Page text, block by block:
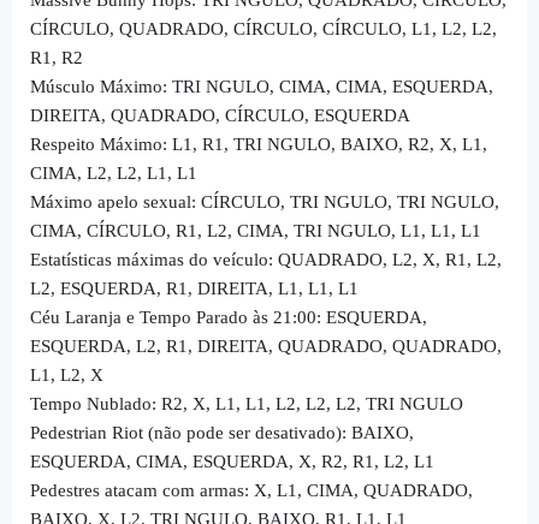
CÍRCULO, QUADRADO, CÍRCULO, CÍRCULO, L1, L2, L2,
R1, R2
Músculo Máximo: TRI NGULO, CIMA, CIMA, ESQUERDA,
DIREITA, QUADRADO, CÍRCULO, ESQUERDA
Respeito Máximo: L1, R1, TRI NGULO, BAIXO, R2, X, L1,
CIMA, L2, L2, L1, L1
Máximo apelo sexual: CÍRCULO, TRI NGULO, TRI NGULO,
CIMA, CÍRCULO, R1, L2, CIMA, TRI NGULO, L1, L1, L1
Estatísticas máximas do veículo: QUADRADO, L2, X, R1, L2,
L2, ESQUERDA, R1, DIREITA, L1, L1, L1
Céu Laranja e Tempo Parado às 21:00: ESQUERDA,
ESQUERDA, L2, R1, DIREITA, QUADRADO, QUADRADO,
L1, L2, X
Tempo Nublado: R2, X, L1, L1, L2, L2, L2, TRI NGULO
Pedestrian Riot (não pode ser desativado): BAIXO,
ESQUERDA, CIMA, ESQUERDA, X, R2, R1, L2, L1
Pedestres atacam com armas: X, L1, CIMA, QUADRADO,
BAIXO, X, L2, TRI NGULO, BAIXO, R1, L1, L1